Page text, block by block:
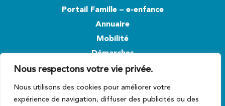
Nous respectons votre vie privée.
Nous utilisons des cookies pour améliorer votre
expérience de navigation, diffuser des publicités ou des
Portail Famille – e-enfance
Annuaire
Mobilité
Démarches
Suivez-nous